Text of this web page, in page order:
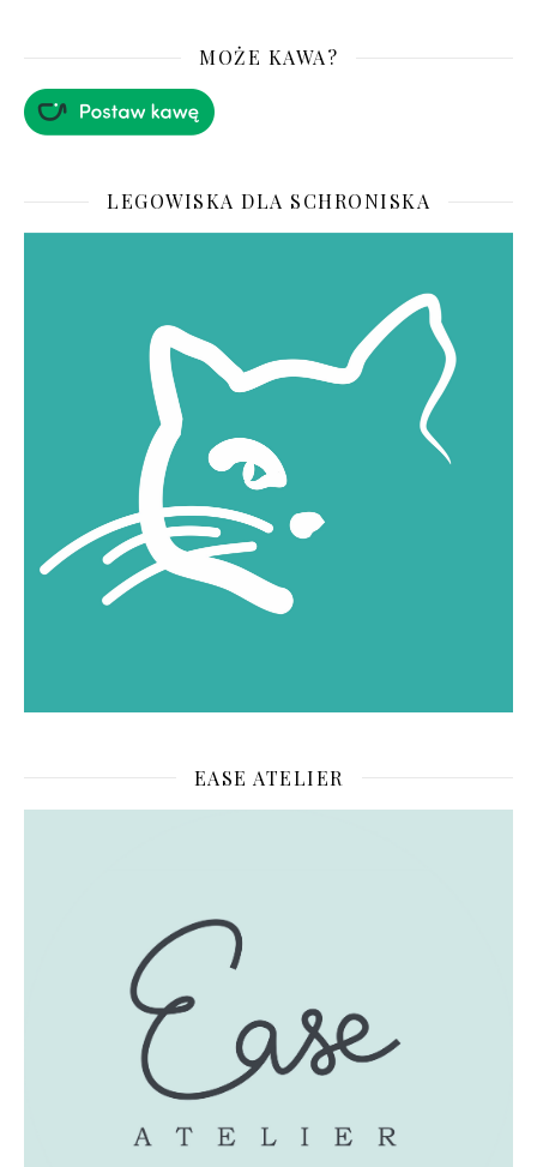
MOŻE KAWA?
LEGOWISKA DLA SCHRONISKA
EASE ATELIER